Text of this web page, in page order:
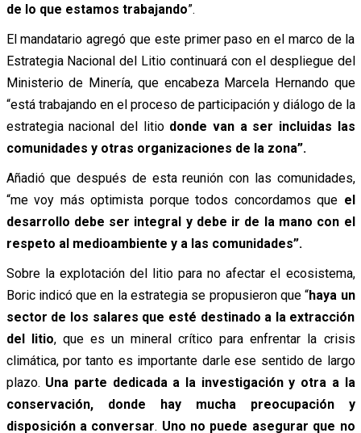
de lo que estamos trabajando”.
El mandatario agregó que este primer paso en el marco de la
Estrategia Nacional del Litio continuará con el despliegue del
Ministerio de Minería, que encabeza Marcela Hernando que
“está trabajando en el proceso de participación y diálogo de la
estrategia nacional del litio donde van a ser incluidas las
comunidades y otras organizaciones de la zona”.
Añadió que después de esta reunión con las comunidades,
“me voy más optimista porque todos concordamos que el
desarrollo debe ser integral y debe ir de la mano con el
respeto al medioambiente y a las comunidades”.
Sobre la explotación del litio para no afectar el ecosistema,
Boric indicó que en la estrategia se propusieron que “haya un
sector de los salares que esté destinado a la extracción
del litio, que es un mineral crítico para enfrentar la crisis
climática, por tanto es importante darle ese sentido de largo
plazo. Una parte dedicada a la investigación y otra a la
conservación, donde hay mucha preocupación y
disposición a conversar. Uno no puede asegurar que no